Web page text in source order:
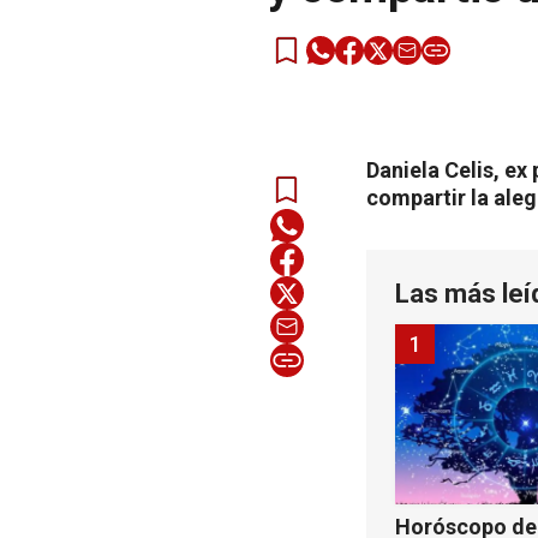
Daniela Celis,
compartir la
Las más
Horóscopo
1